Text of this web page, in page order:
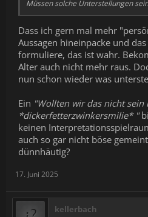
Müssen solche Unterstellungen
Dass ich gern mal mehr
Aussagen hineinpacke und
formuliere, das ist wahr.
Alter auch nicht mehr raus.
nun schon wieder was
Ein "Wollten wir das nicht sein
*dickerfetterzwinkersmilie* "
keinen
auch so gar nicht böse
dünnhäutig?
17. Juni 2025
kellerbach